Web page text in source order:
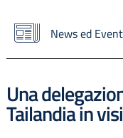
News ed
Una
Tailandia in